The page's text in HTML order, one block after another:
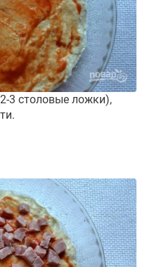
3 столовые ложки),